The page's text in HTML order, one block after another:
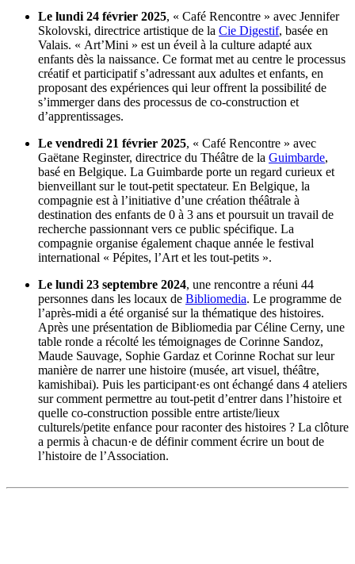
Le lundi 24 février 2025, « Café Rencontre » avec Jennifer
Skolovski, directrice artistique de la Cie Digestif, basée en
Valais. « Art’Mini » est un éveil à la culture adapté aux
enfants dès la naissance. Ce format met au centre le processus
créatif et participatif s’adressant aux adultes et enfants, en
proposant des expériences qui leur offrent la possibilité de
s’immerger dans des processus de co-construction et
d’apprentissages.
Le vendredi 21 février 2025, « Café Rencontre » avec
Gaëtane Reginster, directrice du Théâtre de la Guimbarde,
basé en Belgique. La Guimbarde porte un regard curieux et
bienveillant sur le tout-petit spectateur. En Belgique, la
compagnie est à l’initiative d’une création théâtrale à
destination des enfants de 0 à 3 ans et poursuit un travail de
recherche passionnant vers ce public spécifique. La
compagnie organise également chaque année le festival
international « Pépites, l’Art et les tout-petits ».
Le lundi 23 septembre 2024, une rencontre a réuni 44
personnes dans les locaux de Bibliomedia. Le programme de
l’après-midi a été organisé sur la thématique des histoires.
Après une présentation de Bibliomedia par Céline Cerny, une
table ronde a récolté les témoignages de Corinne Sandoz,
Maude Sauvage, Sophie Gardaz et Corinne Rochat sur leur
manière de narrer une histoire (musée, art visuel, théâtre,
kamishibai). Puis les participant·es ont échangé dans 4 ateliers
sur comment permettre au tout-petit d’entrer dans l’histoire et
quelle co-construction possible entre artiste/lieux
culturels/petite enfance pour raconter des histoires ? La clôture
a permis à chacun·e de définir comment écrire un bout de
l’histoire de l’Association.